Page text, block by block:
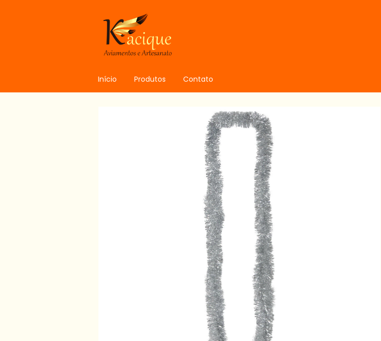
Início Produtos Contato